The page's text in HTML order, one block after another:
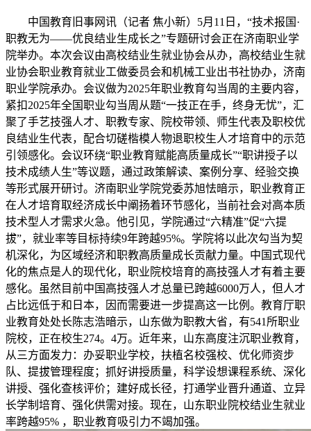
中国教育旧事网讯（记者 焦小新）5月11日，“技术报国·
职教无为——优良结业生成长之”专题研讨会正在济南职业学
院举办。本次会议由高校结业生就业协会从办，高校结业生就
业协会职业教育就业工做委员会和机械工业出书社协办，济南
职业学院承办。会议做为2025年职业教育勾当周的主要内容，
紧扣2025年全国职业勾当周从题“一技正在手，终身无忧”，汇
聚了手艺技强人才、职教专家、院校带领、师生代表及职校优
良结业生代表，配合切磋楷模人物退职校生人才培育中的示范
引领感化。会议环绕“职业教育赋能高质量成长”“职讲授子以
技术成绩人生”等议题，通过政策解读、案例分享、经验交换
等形式展开研讨。济南职业学院党委苏旭怯暗示，职业教育正
在人才培育取经济成长中阐扬着环节感化，当前社会对高本质
技术型人才需求火急。他引见，学院通过“六精准”促“六提
拔”，就业率等目标持续9年跨越95%。学院将以此次勾当为契
机深化，为区域经济和职教高质量成长贡献力量。中国式现代
化的焦点是人的现代化，职业院校培育的高技强人才有着主要
感化。虽然目前中国高技强人才总量已跨越6000万人，但人才
占比远低于和日本，因而需要进一步提高这一比例。教育厅职
业教育处处长陈志浩暗示，山东做为职教大省，有541所职业
院校，正在校生274。4万。近年来，山东高度注沉职业教育，
从三方面发力：办妥职业学校，扶植名校强校、优化师资步
队、提拔管理程度；抓好讲授质量，科学设想课程系统、深化
讲授、强化查核评价；建好成长径，打通学业晋升通道、立异
长学制培育、强化供需对接。现在，山东职业院校结业生就业
率跨越95% ，职业教育吸引力不竭加强。